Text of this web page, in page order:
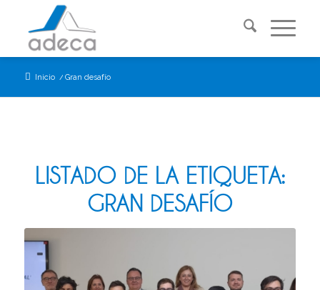
Inicio / Gran desafío
LISTADO DE LA ETIQUETA:
GRAN DESAFÍO